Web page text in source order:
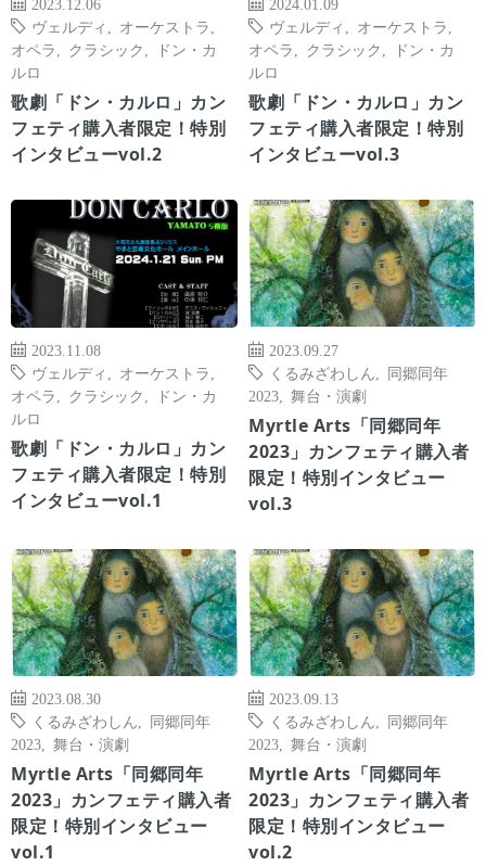
2023.12.06
ヴェルディ
オーケストラ
オペラ
クラシック
ドン・カ
ルロ
歌劇「ドン・カルロ」カン
フェティ購入者限定！特別
インタビューvol.2
2024.01.09
ヴェルディ
オーケストラ
オペラ
クラシック
ドン・カ
ルロ
歌劇「ドン・カルロ」カン
フェティ購入者限定！特別
インタビューvol.3
2023.11.08
ヴェルディ
オーケストラ
オペラ
クラシック
ドン・カ
ルロ
歌劇「ドン・カルロ」カン
フェティ購入者限定！特別
インタビューvol.1
2023.09.27
くるみざわしん
同郷同年
2023
舞台・演劇
Myrtle Arts「同郷同年
2023」カンフェティ購入者
限定！特別インタビュー
vol.3
2023.08.30
くるみざわしん
同郷同年
2023
舞台・演劇
Myrtle Arts「同郷同年
2023」カンフェティ購入者
限定！特別インタビュー
vol.1
2023.09.13
くるみざわしん
同郷同年
2023
舞台・演劇
Myrtle Arts「同郷同年
2023」カンフェティ購入者
限定！特別インタビュー
vol.2